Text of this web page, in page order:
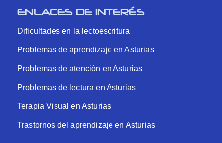
ENLACES DE INTERÉS
Dificultades en la lectoescritura
Problemas de aprendizaje en Asturias
Problemas de atención en Asturias
Problemas de lectura en Asturias
Terapia Visual en Asturias
Trastornos del aprendizaje en Asturias